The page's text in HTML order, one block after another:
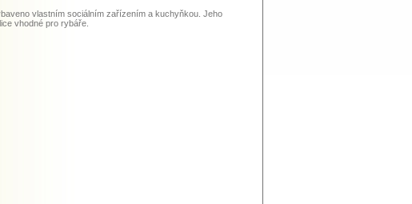
vlastním sociálním zařízením a kuchyňkou. Jeho
vhodné pro rybáře.